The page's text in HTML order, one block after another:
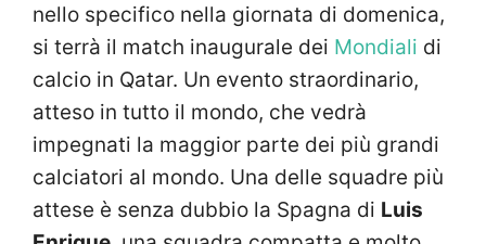
nello specifico nella giornata di domenica,
si terrà il match inaugurale dei Mondiali di
calcio in Qatar. Un evento straordinario,
atteso in tutto il mondo, che vedrà
impegnati la maggior parte dei più grandi
calciatori al mondo. Una delle squadre più
attese è senza dubbio la Spagna di Luis